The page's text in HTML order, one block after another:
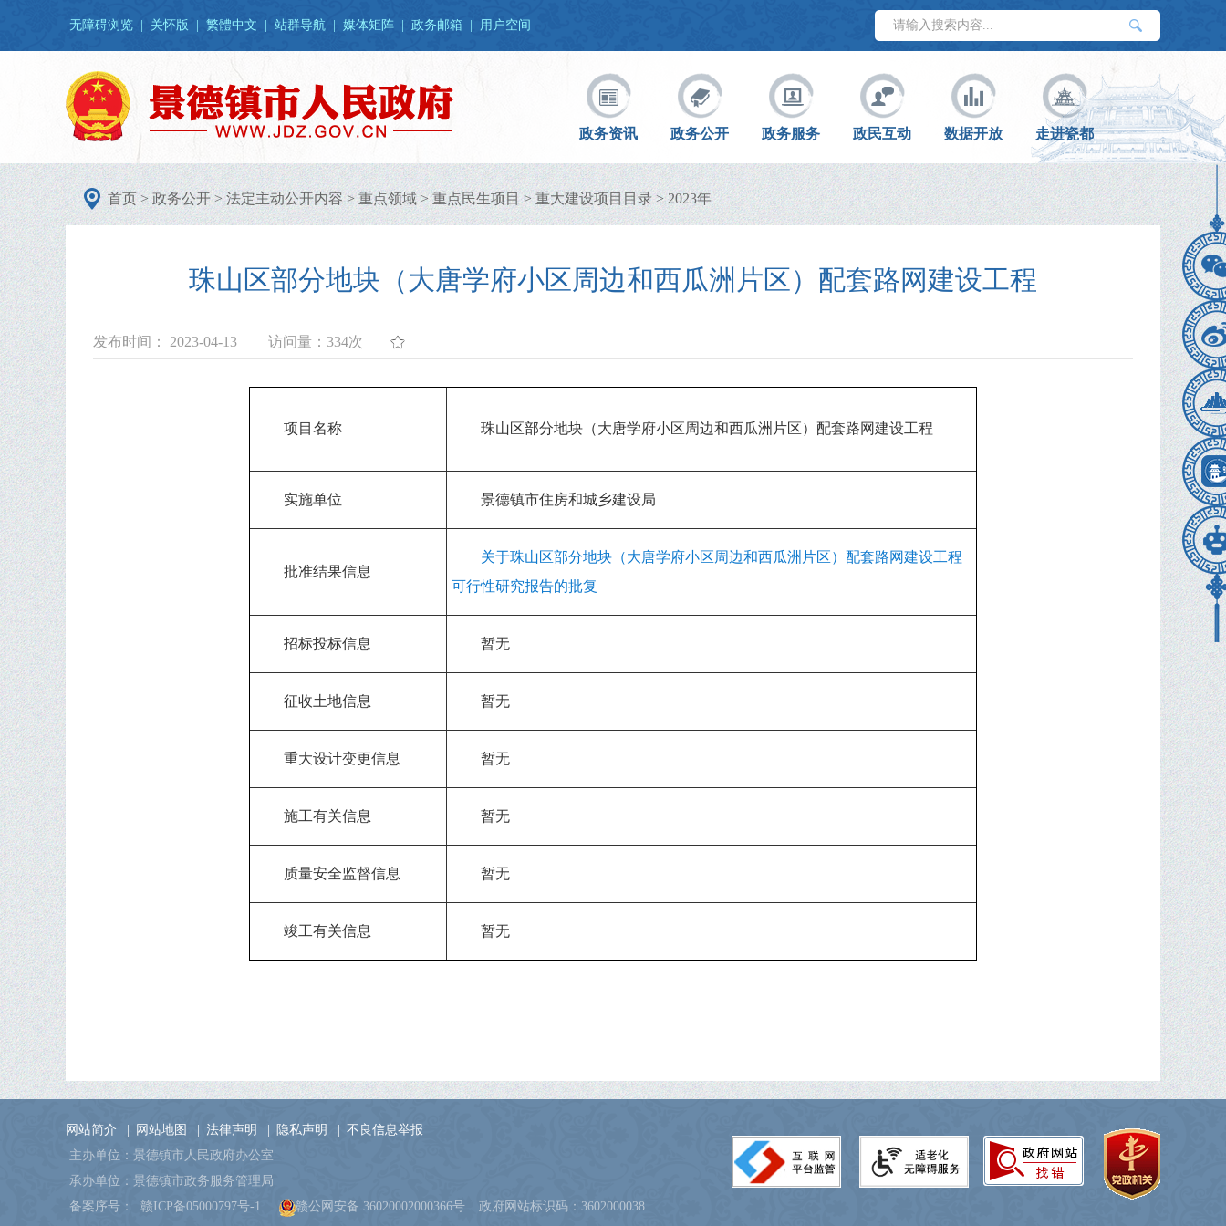
无障碍浏览 关怀版 繁體中文 站群导航 媒体矩阵 政务邮箱 用户空间
政务资讯 政务公开 政务服务 政民互动 数据开放 走进瓷都
首页>政务公开>法定主动公开内容>重点领域>重点民生项目 >重大建设项目目录>2023年
珠山区部分地块（大唐学府小区周边和西瓜洲片区）配套路网建设工程
发布时间： 2023-04-13 访问量： 334次
项目名称 珠山区部分地块（大唐学府小区周边和西瓜洲片区）配套路网建设工程
实施单位 景德镇市住房和城乡建设局
批准结果信息
关于珠山区部分地块（大唐学府小区周边和西瓜洲片区）配套路网建设工程
可行性研究报告的批复
招标投标信息 暂无
征收土地信息 暂无
重大设计变更信息 暂无
施工有关信息 暂无
质量安全监督信息 暂无
竣工有关信息 暂无
网站简介 网站地图 法律声明 隐私声明
不良信息举报
主办单位：景德镇市人民政府办公室
承办单位：景德镇市政务服务管理局
备案序号：
赣ICP备05000797号-1 赣公网安备 36020002000366号 政府网站标识码：3602000038